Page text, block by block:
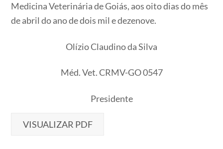
Medicina Veterinária de Goiás, aos oito dias do mês
de abril do ano de dois mil e dezenove.
Olízio Claudino da Silva
Méd. Vet. CRMV-GO 0547
Presidente
VISUALIZAR PDF